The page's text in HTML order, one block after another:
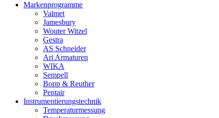
Markenprogramme
Valmet
Jamesbury
Wouter Witzel
Gestra
AS Schneider
Ari Armaturen
WIKA
Sempell
Bopp & Reuther
Pentair
Instrumentierungs­technik
Temperaturmessung